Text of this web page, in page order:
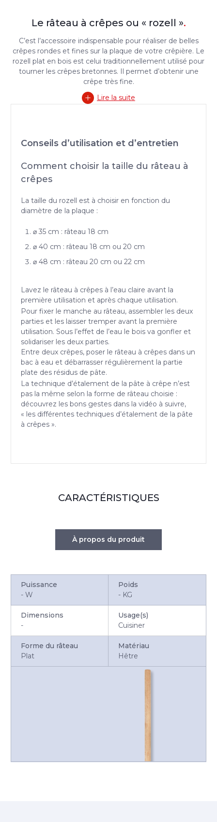
Le râteau à crêpes ou « rozell ».
C’est l’accessoire indispensable pour réaliser de belles
crêpes rondes et fines sur la plaque de votre crêpière. Le
rozell plat en bois est celui traditionnellement utilisé pour
tourner les crêpes bretonnes. Il permet d’obtenir une
crêpe très fine.
Lire la suite
Conseils d’utilisation et d’entretien
Comment choisir la taille du râteau à
crêpes
La taille du rozell est à choisir en fonction du
diamètre de la plaque :
⌀ 35 cm : râteau 18 cm
⌀ 40 cm : râteau 18 cm ou 20 cm
⌀ 48 cm : râteau 20 cm ou 22 cm
Lavez le râteau à crêpes à l’eau claire avant la
première utilisation et après chaque utilisation.
Pour fixer le manche au râteau, assembler les deux
parties et les laisser tremper avant la première
utilisation. Sous l’effet de l’eau le bois va gonfler et
solidariser les deux parties.
Entre deux crêpes, poser le râteau à crêpes dans un
bac à eau et débarrasser régulièrement la partie
plate des résidus de pâte.
La technique d’étalement de la pâte à crêpe n’est
pas la même selon la forme de râteau choisie :
découvrez les bons gestes dans la vidéo à suivre,
« les différentes techniques d’étalement de la pâte
à crêpes ».
CARACTÉRISTIQUES
À propos du produit
Puissance
- W
Poids
-KG
Dimensions
-
Usage(s)
Cuisiner
Forme du râteau
Plat
Matériau
Hêtre